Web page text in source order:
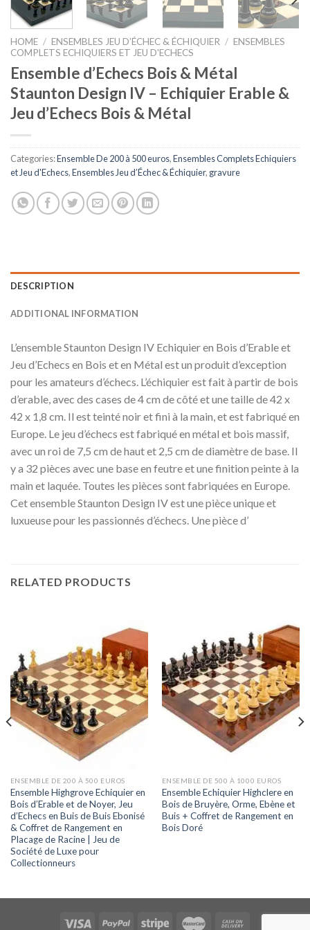
HOME / ENSEMBLES JEU D’ÉCHEC & ÉCHIQUIER / ENSEMBLES
COMPLETS ECHIQUIERS ET JEU D'ECHECS
Ensemble d’Echecs Bois & Métal
Staunton Design IV – Echiquier Erable &
Jeu d’Echecs Bois & Métal
Categories:Ensemble De 200 à 500 euros,Ensembles Complets Echiquiers
et Jeu d'Echecs,Ensembles Jeu d’Échec & Échiquier, gravure
DESCRIPTION
ADDITIONAL INFORMATION
L’ensemble Staunton Design IV Echiquier en Bois d’Erable et
Jeu d’Echecs en Bois et en Métal est un produit d’exception
pour les amateurs d’échecs. L’échiquier est fait à partir de bois
d’erable, avec des cases de 4 cm de côté et une taille de 42 x
42 x 1,8 cm. Il est teinté noir et fini à la main, et est fabriqué en
Europe. Le jeu d’échecs est fabriqué en métal et bois massif,
avec un roi de 7,5 cm de haut et 2,5 cm de diamètre de base. Il
y a 32 pièces avec une base en feutre et une finition peinte à la
main et laquée. Toutes les pièces sont fabriquées en Europe.
Cet ensemble Staunton Design IV est une pièce unique et
luxueuse pour les passionnés d’échecs. Une pièce d’
RELATED PRODUCTS
ENSEMBLE DE 200 À 500 EUROS
Ensemble Highgrove Echiquier en
Bois d’Erable et de Noyer, Jeu
d’Echecs en Buis de Buis Ebonisé
& Coffret de Rangement en
Placage de Racine | Jeu de
Société de Luxe pour
Collectionneurs
ENSEMBLE DE 500 À 1000 EUROS
Ensemble Echiquier Highclere en
Bois de Bruyère, Orme, Ebène et
Buis + Coffret de Rangement en
Bois Doré